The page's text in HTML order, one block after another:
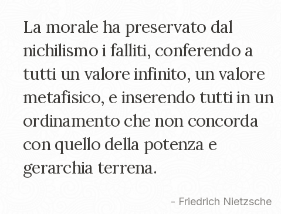
La morale ha preservato dal
nichilismo i falliti, conferendo a
tutti un valore infinito, un valore
metafisico, e inserendo tutti in un
ordinamento che non concorda
con quello della potenza e
gerarchia terrena.
- Friedrich Nietzsche